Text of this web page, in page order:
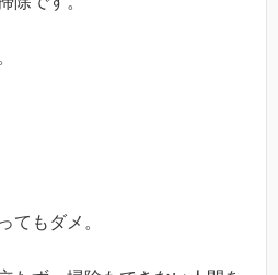
てもダメ。